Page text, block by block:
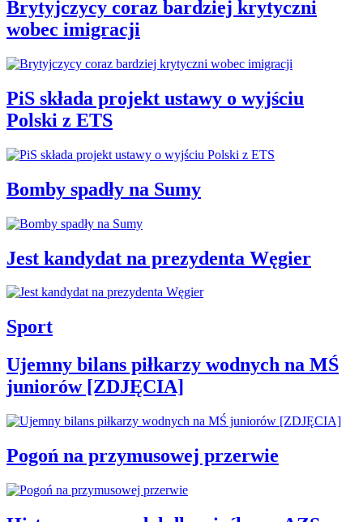
Brytyjczycy coraz bardziej krytyczni
wobec imigracji
PiS składa projekt ustawy o wyjściu
Polski z ETS
Bomby spadły na Sumy
Jest kandydat na prezydenta Węgier
Sport
Ujemny bilans piłkarzy wodnych na MŚ
juniorów [ZDJĘCIA]
Pogoń na przymusowej przerwie